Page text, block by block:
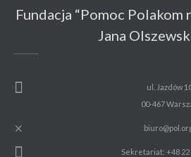
Fundacja “Pomoc Polakom
Jana
ul. Jazdów
00-467
Sekretariat: +48 22